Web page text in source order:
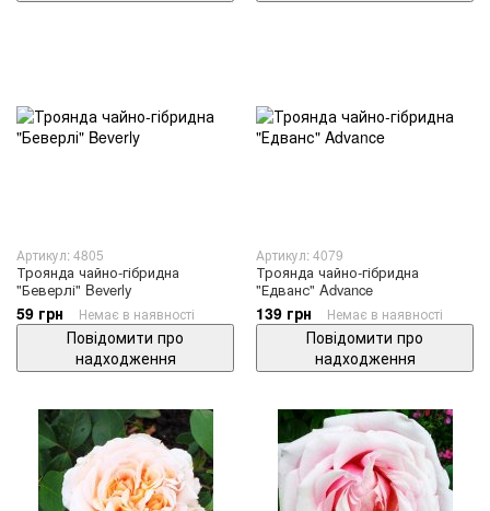
Артикул: 4805
Троянда чайно-гібридна
"Беверлі" Beverly
59 грн Немає в наявності
Повідомити про
надходження
Артикул: 4079
Троянда чайно-гібридна
"Едванс" Advance
139 грн Немає в наявності
Повідомити про
надходження